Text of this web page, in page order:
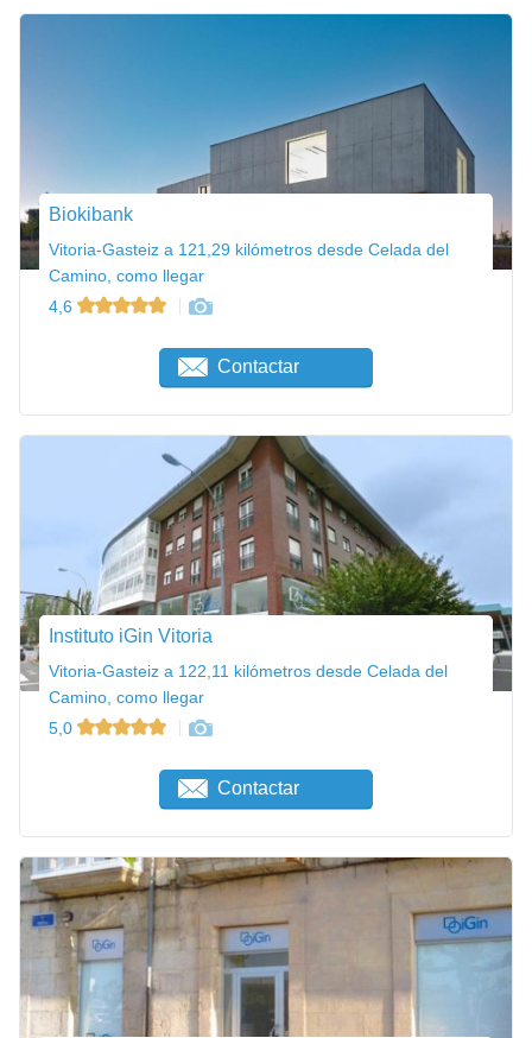
Biokibank
Vitoria-Gasteiz a 121,29 kilómetros desde Celada del
Camino, como llegar
4,6
Contactar
Instituto iGin Vitoria
Vitoria-Gasteiz a 122,11 kilómetros desde Celada del
Camino, como llegar
5,0
Contactar